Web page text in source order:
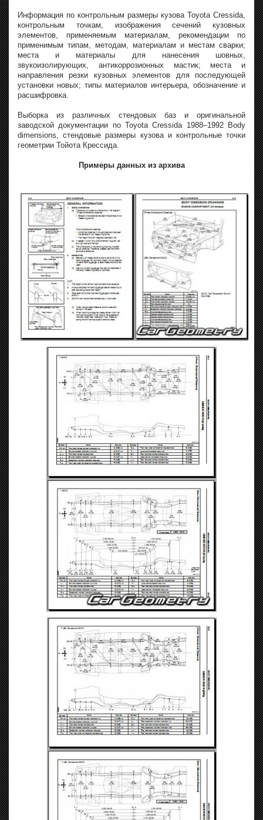
Информация по контрольным размеры кузова Toyota Cressida,
контрольным точкам, изображения сечений кузовных
элементов, применяемым материалам, рекомендации по
применимым типам, методам, материалам и местам сварки;
места и материалы для нанесения шовных,
звукоизолирующих, антикоррозионных мастик; места и
направления резки кузовных элементов для последующей
установки новых; типы материалов интерьера, обозначение и
расшифровка.
Выборка из различных стендовых баз и оригинальной
заводской документации по Toyota Cressida 1988–1992 Body
dimensions, стендовые размеры кузова и контрольные точки
геометрии Тойота Крессида.
Примеры данных из архива